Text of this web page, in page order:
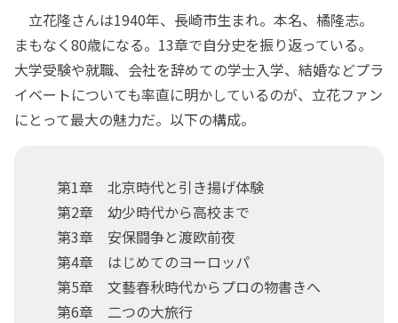
立花隆さんは1940年、長崎市生まれ。本名、橘隆志。
まもなく80歳になる。13章で自分史を振り返っている。
大学受験や就職、会社を辞めての学士入学、結婚などプラ
イベートについても率直に明かしているのが、立花ファン
にとって最大の魅力だ。以下の構成。
第1章 北京時代と引き揚げ体験
第2章 幼少時代から高校まで
第3章 安保闘争と渡欧前夜
第4章 はじめてのヨーロッパ
第5章 文藝春秋時代からプロの物書きへ
第6章 二つの大旅行